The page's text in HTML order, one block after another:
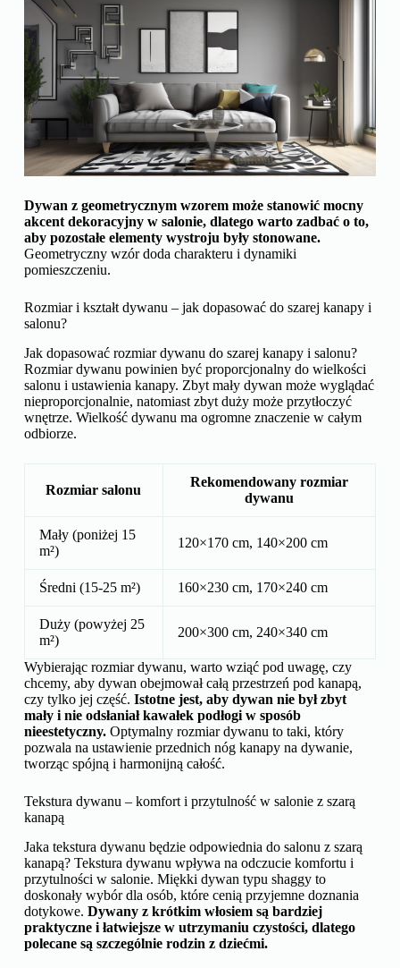
Dywan z geometrycznym wzorem może stanowić mocny
akcent dekoracyjny w salonie, dlatego warto zadbać o to,
aby pozostałe elementy wystroju były stonowane.
Geometryczny wzór doda charakteru i dynamiki
pomieszczeniu.
Rozmiar i kształt dywanu – jak dopasować do szarej kanapy i
salonu?
Jak dopasować rozmiar dywanu do szarej kanapy i salonu?
Rozmiar dywanu powinien być proporcjonalny do wielkości
salonu i ustawienia kanapy. Zbyt mały dywan może wyglądać
nieproporcjonalnie, natomiast zbyt duży może przytłoczyć
wnętrze. Wielkość dywanu ma ogromne znaczenie w całym
odbiorze.
Rozmiar salonu
Rekomendowany rozmiar
dywanu
Mały (poniżej 15
m²)
120×170 cm, 140×200 cm
Średni (15-25 m²) 160×230 cm, 170×240 cm
Duży (powyżej 25
m²)
200×300 cm, 240×340 cm
Wybierając rozmiar dywanu, warto wziąć pod uwagę, czy
chcemy, aby dywan obejmował całą przestrzeń pod kanapą,
czy tylko jej część. Istotne jest, aby dywan nie był zbyt
mały i nie odsłaniał kawałek podłogi w sposób
nieestetyczny.Optymalny rozmiar dywanu to taki, który
pozwala na ustawienie przednich nóg kanapy na dywanie,
tworząc spójną i harmonijną całość.
Tekstura dywanu – komfort i przytulność w salonie z szarą
kanapą
Jaka tekstura dywanu będzie odpowiednia do salonu z szarą
kanapą? Tekstura dywanu wpływa na odczucie komfortu i
przytulności w salonie. Miękki dywan typu shaggy to
doskonały wybór dla osób, które cenią przyjemne doznania
dotykowe. Dywany z krótkim włosiem są bardziej
praktyczne i łatwiejsze w utrzymaniu czystości, dlatego
polecane są szczególnie rodzin z dziećmi.